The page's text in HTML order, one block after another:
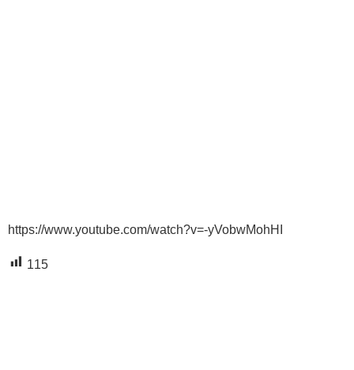
https://www.youtube.com/watch?v=-yVobwMohHI
115